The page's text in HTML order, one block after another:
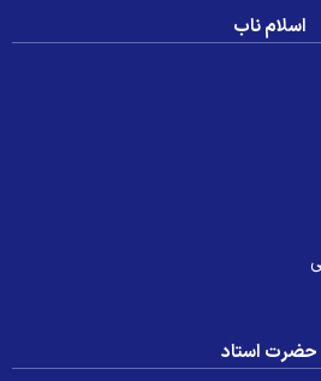
اسلام ناب
حضرت استاد